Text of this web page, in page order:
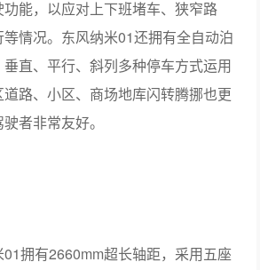
能，以应对上下班堵车、狭窄路
情况。东风纳米01还拥有全自动泊
直、平行、斜列多种停车方式运用
路、小区、商场地库闪转腾挪也更
者非常友好。
拥有2660mm超长轴距，采用五座